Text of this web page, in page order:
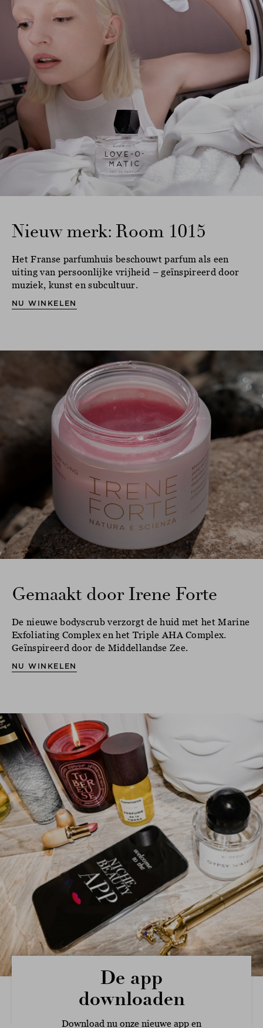
Nieuw merk: Room 1015
Het Franse parfumhuis beschouwt parfum als een
uiting van persoonlijke vrijheid – geïnspireerd door
muziek, kunst en subcultuur.
NU WINKELEN
Gemaakt door Irene Forte
De nieuwe bodyscrub verzorgt de huid met het Marine
Exfoliating Complex en het Triple AHA Complex.
Geïnspireerd door de Middellandse Zee.
NU WINKELEN
De app
downloaden
Download nu onze nieuwe app en